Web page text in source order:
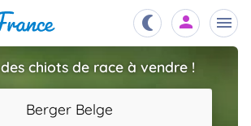
chiots de race à vendre !
Berger Belge